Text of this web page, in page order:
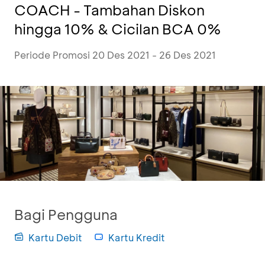
COACH - Tambahan Diskon
hingga 10% & Cicilan BCA 0%
Periode Promosi 20 Des 2021 - 26 Des 2021
Bagi Pengguna
Kartu Debit Kartu Kredit